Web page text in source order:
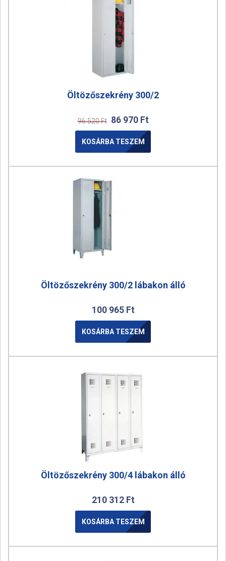
Öltözőszekrény 300/2
96 520Ft 86 970 Ft
KOSÁRBA TESZEM
Öltözőszekrény 300/2 lábakon álló
100 965 Ft
KOSÁRBA TESZEM
Öltözőszekrény 300/4 lábakon álló
210 312 Ft
KOSÁRBA TESZEM